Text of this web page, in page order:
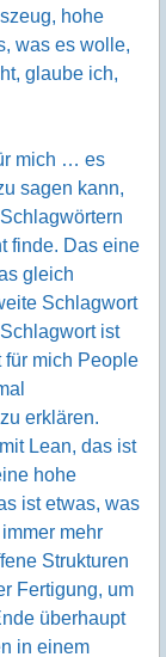
hohe
was es wolle,
glaube ich,
mich … es
sagen kann,
finde. Das eine
gleich
Schlagwort
ist
für mich People
erklären.
Lean, das ist
hohe
ist etwas, was
mehr
Strukturen
Fertigung, um
überhaupt
in einem